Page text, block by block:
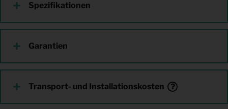
Spezifikationen
Garantien
Transport- und Installationskosten